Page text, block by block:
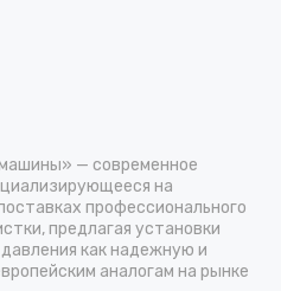
— современное
на
профессионального
предлагая установки
как надежную и
аналогам на рынке